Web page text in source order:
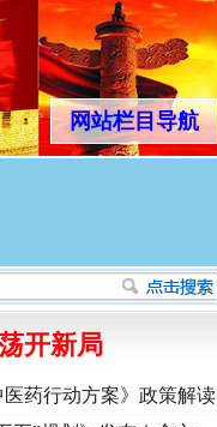
网站栏目导航
开新局
医药行动方案》政策解读